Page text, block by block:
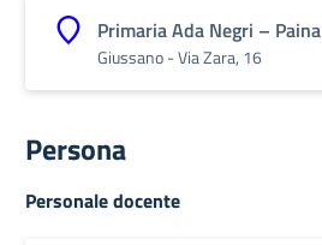
Primaria Ada Negri – Paina
Giussano - Via Zara, 16
Persona
Personale docente